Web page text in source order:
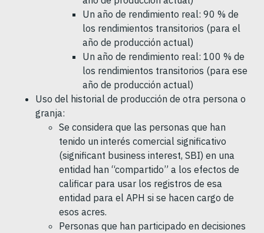
Un año de rendimiento real: 90 % de
los rendimientos transitorios (para el
año de producción actual)
Un año de rendimiento real: 100 % de
los rendimientos transitorios (para ese
año de producción actual)
Uso del historial de producción de otra persona o
granja:
Se considera que las personas que han
tenido un interés comercial significativo
(significant business interest, SBI) en una
entidad han “compartido” a los efectos de
calificar para usar los registros de esa
entidad para el APH si se hacen cargo de
esos acres.
Personas que han participado en decisiones